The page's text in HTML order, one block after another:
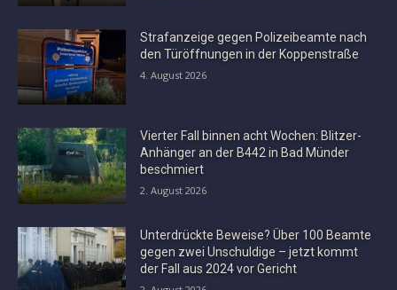
Strafanzeige gegen Polizeibeamte nach
den Türöffnungen in der Koppenstraße
4. August 2026
Vierter Fall binnen acht Wochen: Blitzer-
Anhänger an der B442 in Bad Münder
beschmiert
2. August 2026
Unterdrückte Beweise? Über 100 Beamte
gegen zwei Unschuldige – jetzt kommt
der Fall aus 2024 vor Gericht